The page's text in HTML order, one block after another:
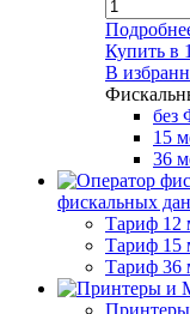
Купить в
В
без
15
36
фискальных
Тариф 12
Тариф 15
Тариф 36
Принтеры